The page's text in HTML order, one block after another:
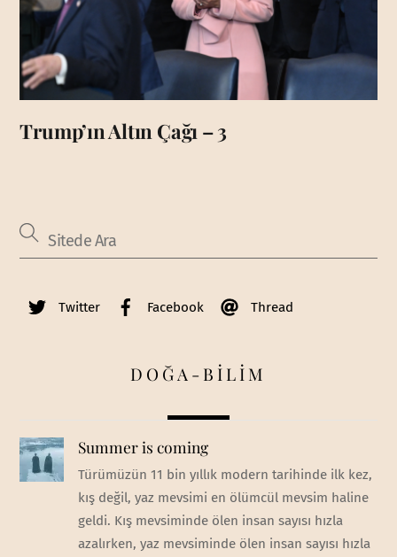
Trump’ın Altın Çağı – 3
Twitter Facebook Thread
DOĞA-BİLİM
Summer is coming
Türümüzün 11 bin yıllık modern tarihinde ilk kez,
kış değil, yaz mevsimi en ölümcül mevsim haline
geldi. Kış mevsiminde ölen insan sayısı hızla
azalırken, yaz mevsiminde ölen insan sayısı hızla